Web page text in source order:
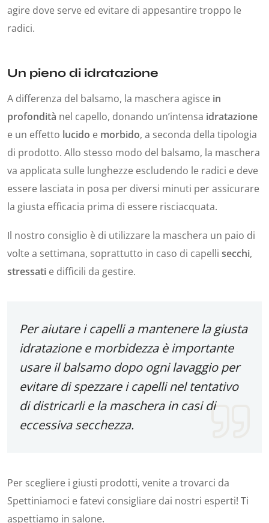
agire dove serve ed evitare di appesantire troppo le
radici.
Un pieno di idratazione
A differenza del balsamo, la maschera agisce in
profondità nel capello, donando un’intensa idratazione
e un effetto lucido e morbido, a seconda della tipologia
di prodotto. Allo stesso modo del balsamo, la maschera
va applicata sulle lunghezze escludendo le radici e deve
essere lasciata in posa per diversi minuti per assicurare
la giusta efficacia prima di essere risciacquata.
Il nostro consiglio è di utilizzare la maschera un paio di
volte a settimana, soprattutto in caso di capelli secchi,
stressati e difficili da gestire.
Per aiutare i capelli a mantenere la giusta
idratazione e morbidezza è importante
usare il balsamo dopo ogni lavaggio per
evitare di spezzare i capelli nel tentativo
di districarli e la maschera in casi di
eccessiva secchezza.
Per scegliere i giusti prodotti, venite a trovarci da
Spettiniamoci e fatevi consigliare dai nostri esperti! Ti
aspettiamo in salone.